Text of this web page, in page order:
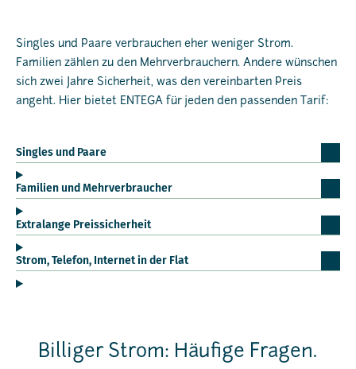
Singles und Paare verbrauchen eher weniger Strom.
Familien zählen zu den Mehrverbrauchern. Andere wünschen
sich zwei Jahre Sicherheit, was den vereinbarten Preis
angeht. Hier bietet ENTEGA für jeden den passenden Tarif:
Singles und Paare
Familien und Mehrverbraucher
Extralange Preissicherheit
Strom, Telefon, Internet in der Flat
Billiger Strom: Häufige Fragen.